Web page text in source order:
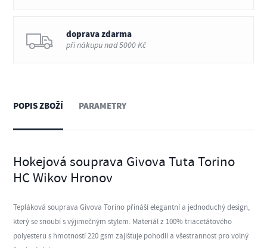
doprava zdarma
při nákupu nad 5000 Kč
POPIS ZBOŽÍ
Hokejová souprava Givova Tuta Torino
HC Wikov Hronov
Tepláková souprava Givova Torino přináší elegantní a jednoduchý design,
který se snoubí s výjimečným stylem. Materiál z 100% triacetátového
polyesteru s hmotností 220 gsm zajišťuje pohodlí a všestrannost pro volný
PARAMETRY